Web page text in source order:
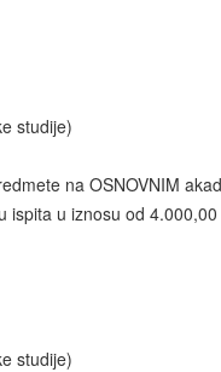
studije)
na OSNOVNIM
ispita u iznosu od
studije)